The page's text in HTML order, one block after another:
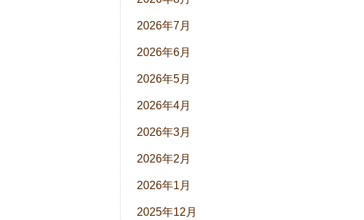
2026年7月
2026年6月
2026年5月
2026年4月
2026年3月
2026年2月
2026年1月
2025年12月